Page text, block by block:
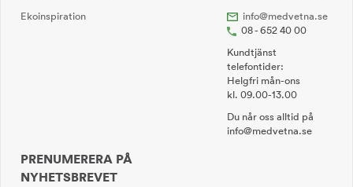
Ekoinspiration
info@medvetna.se
08 - 652 40 00
Kundtjänst
telefontider:
Helgfri mån-ons
kl. 09.00-13.00
Du når oss alltid på
info@medvetna.se
PRENUMERERA PÅ
NYHETSBREVET